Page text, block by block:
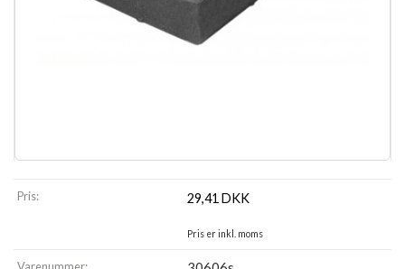
Pris: 29,41 DKK
Pris er inkl. moms